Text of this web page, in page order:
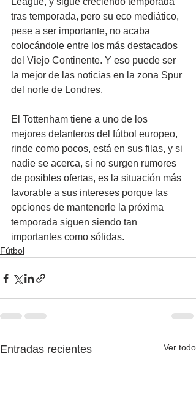
tras temporada, pero su eco mediático,
pese a ser importante, no acaba
colocándole entre los más destacados
del Viejo Continente. Y eso puede ser
la mejor de las noticias en la zona Spur
del norte de Londres.
El Tottenham tiene a uno de los
mejores delanteros del fútbol europeo,
rinde como pocos, está en sus filas, y si
nadie se acerca, si no surgen rumores
de posibles ofertas, es la situación más
favorable a sus intereses porque las
opciones de mantenerle la próxima
temporada siguen siendo tan
importantes como sólidas.
Fútbol
Entradas recientes Ver todo